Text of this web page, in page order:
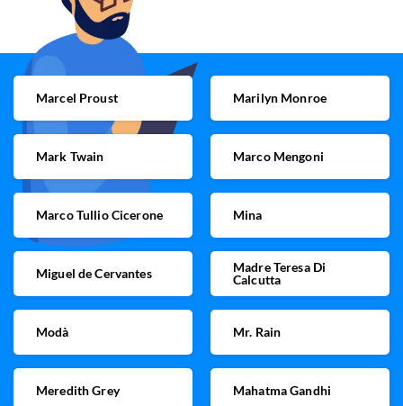
Marcel Proust Marilyn Monroe
Mark Twain Marco Mengoni
Marco Tullio Cicerone Mina
Miguel de Cervantes
Madre Teresa Di
Calcutta
Modà Mr. Rain
Meredith Grey Mahatma Gandhi